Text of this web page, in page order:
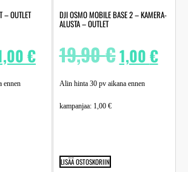
– OUTLET
€
ennen
DJI OSMO MOBILE BASE 2 – KAMERA-
ALUSTA – OUTLET
19,90€1,00€
Alin hinta 30 pv aikana ennen
kampanjaa: 1,00 €
LISÄÄ OSTOSKORIIN